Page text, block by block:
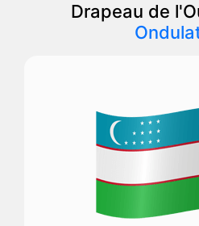
Drapeau de